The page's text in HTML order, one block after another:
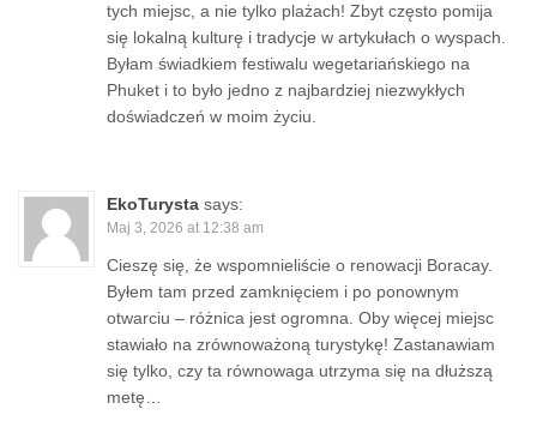
tych miejsc, a nie tylko plażach! Zbyt często pomija
się lokalną kulturę i tradycje w artykułach o wyspach.
Byłam świadkiem festiwalu wegetariańskiego na
Phuket i to było jedno z najbardziej niezwykłych
doświadczeń w moim życiu.
EkoTurysta says:
Maj 3, 2026 at 12:38 am
Cieszę się, że wspomnieliście o renowacji Boracay.
Byłem tam przed zamknięciem i po ponownym
otwarciu – różnica jest ogromna. Oby więcej miejsc
stawiało na zrównoważoną turystykę! Zastanawiam
się tylko, czy ta równowaga utrzyma się na dłuższą
metę…